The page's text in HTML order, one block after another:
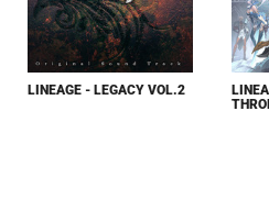
LINEAGE - LEGACY VOL.2